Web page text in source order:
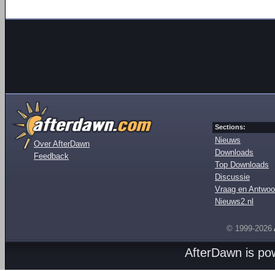
Over AfterDawn
Feedback
Sections:
Nieuws
Downloads
Top Downloads
Discussie
Vraag en
Nieuws2.nl
© 1999-2026
AfterDawn is